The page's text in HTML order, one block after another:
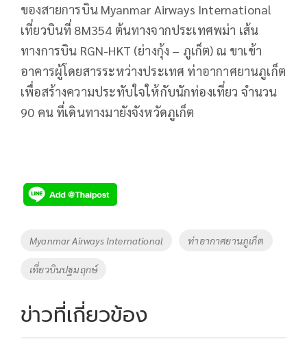
ของสายการบิน Myanmar Airways International
เที่ยวบินที่ 8M354 ต้นทางจากประเทศพม่า เส้น
ทางการบิน RGN-HKT (ย่างกุ้ง – ภูเก็ต) ณ ขาเข้า
อาคารผู้โดยสารระหว่างประเทศ ท่าอากาศยานภูเก็ต
เพื่อสร้างความประทับใจให้กับนักท่องเที่ยว จำนวน
90 คน ที่เดินทางมายังจังหวัดภูเก็ต
Tags
Myanmar Airways International ท่าอากาศยานภูเก็ต
เที่ยวบินปฐมฤกษ์
ข่าวที่เกี่ยวข้อง